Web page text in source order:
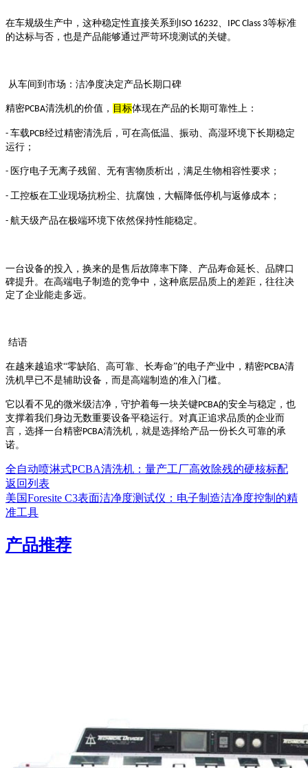
在车规级生产中，这种稳定性直接关系到 ISO 16232 IPC Class 3等标准
的达标与否，也是产品能够通过严苛环境测试的关键。
从车间到市场：洁净度决定产品长期口碑
精密PCBA清洗机的价值， 目标体现在产品的长期可靠性上：
- 车载PCB经过精密清洗后，可在高低温、振动、高湿环境下长期稳定
运行；
- 医疗电子无离子残留、无有害物质析出，满足生物相容性要求；
- 工控板在工业现场抗粉尘、抗腐蚀，大幅降低停机与返修成本；
- 航天级产品在极端环境下依然保持性能稳定。
一台设备的投入，换来的是售后故障率下降、产品寿命延长、品牌口
碑提升。在高端电子制造的竞争中，这种底层品质上的差距，往往决
定了企业能走多远。
结语
在越来越追求“零缺陷、高可靠、长寿命”的电子产业中，精密PCBA清
洗机早已不是辅助设备，而是高端制造的准入门槛。
它以看不见的微米级洁净，守护着每一块关键PCBA的安全与稳定，也
支撑着我们身边无数重要设备平稳运行。对真正追求品质的企业而
言，选择一台精密PCBA清洗机，就是选择给产品一份长久可靠的承
诺。
全自动喷淋式PCBA清洗机：量产工厂高效除残的硬核标配
返回列表
美国Foresite C3表面洁净度测试仪：电子制造洁净度控制的精
准工具
产品推荐